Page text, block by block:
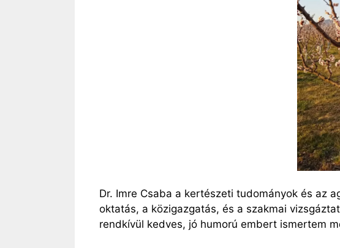
Dr. Imre Csaba a kertészeti tudományok és az
oktatás, a közigazgatás, és a szakmai
rendkívül kedves, jó humorú embert ismertem